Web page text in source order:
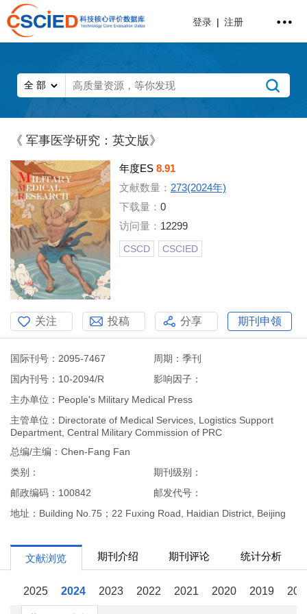
登录 | 注册
《 军事医学研究：英文版》
年度ES 8.91
文献数量： 273(2024年)
下载量： 0
访问量： 12299
CSCD CSCIED
关注 投稿 分享 期刊申领
国际刊号：2095-7467
周期：季刊
国内刊号：10-2094/R
影响因子：
主办单位：People's Military Medical Press
主管单位：Directorate of Medical Services, Logistics Support
Department, Central Military Commission of PRC
总编/主编：Chen-Fang Fan
类别：
期刊级别：
邮政编码：100842
邮发代号：
地址：Building No.75；22 Fuxing Road, Haidian District, Beijing
文献浏览 期刊介绍 期刊评论 统计分析
2025 2024 2023 2022 2021 2020 2019